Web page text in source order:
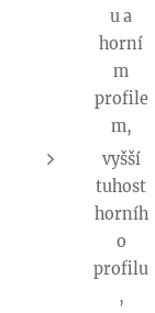
u a
horní
m
profile
m,
vyšší
tuhost
horníh
o
profilu
,